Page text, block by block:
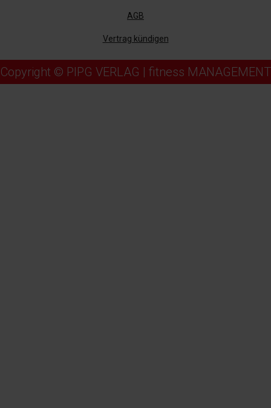
AGB
Vertrag kündigen
Copyright © PIPG VERLAG | fitness MANAGEMENT